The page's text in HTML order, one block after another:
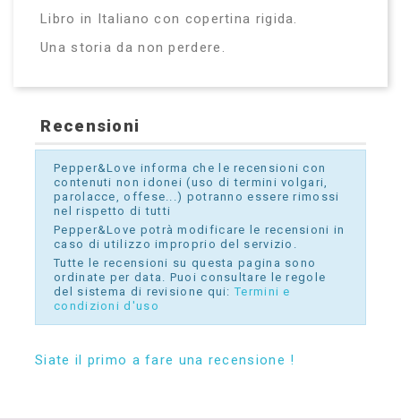
Libro in Italiano con copertina rigida.
Una storia da non perdere.
Recensioni
Pepper&Love informa che le recensioni con
contenuti non idonei (uso di termini volgari,
parolacce, offese...) potranno essere rimossi
nel rispetto di tutti
Pepper&Love potrà modificare le recensioni in
caso di utilizzo improprio del servizio.
Tutte le recensioni su questa pagina sono
ordinate per data. Puoi consultare le regole
del sistema di revisione qui:Termini e
condizioni d'uso
Siate il primo a fare una recensione !